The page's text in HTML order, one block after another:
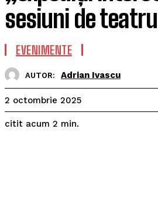
sesiuni de
EVENIMENTE
AUTOR: Adrian Ivascu
2 octombrie 2025
citit acum 2 min.